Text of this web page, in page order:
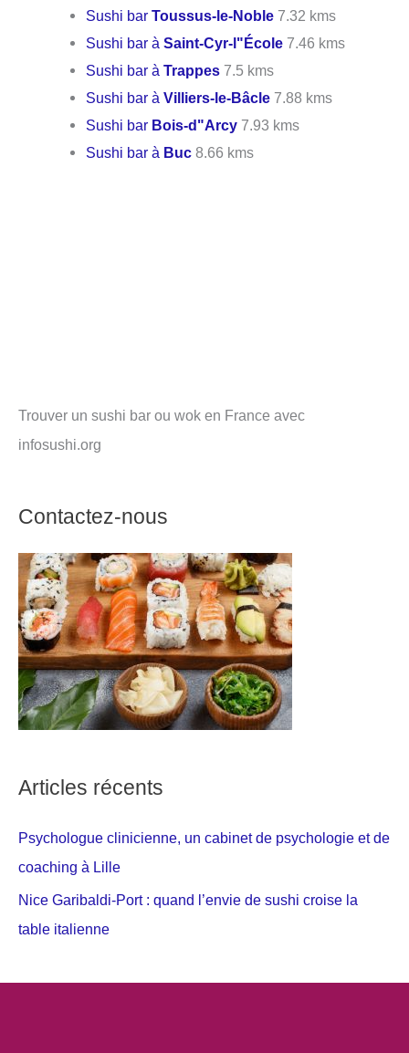
Sushi barToussus-le-Noble 7.32 kms
Sushi bar àSaint-Cyr-l"École 7.46 kms
Sushi bar àTrappes 7.5 kms
Sushi bar àVilliers-le-Bâcle 7.88 kms
Sushi bar Bois-d"Arcy 7.93 kms
Sushi bar à Buc 8.66 kms
Trouver un sushi bar ou wok en France avec
infosushi.org
Contactez-nous
Articles récents
Psychologue clinicienne, un cabinet de psychologie et de
coaching à Lille
Nice Garibaldi-Port : quand l’envie de sushi croise la
table italienne